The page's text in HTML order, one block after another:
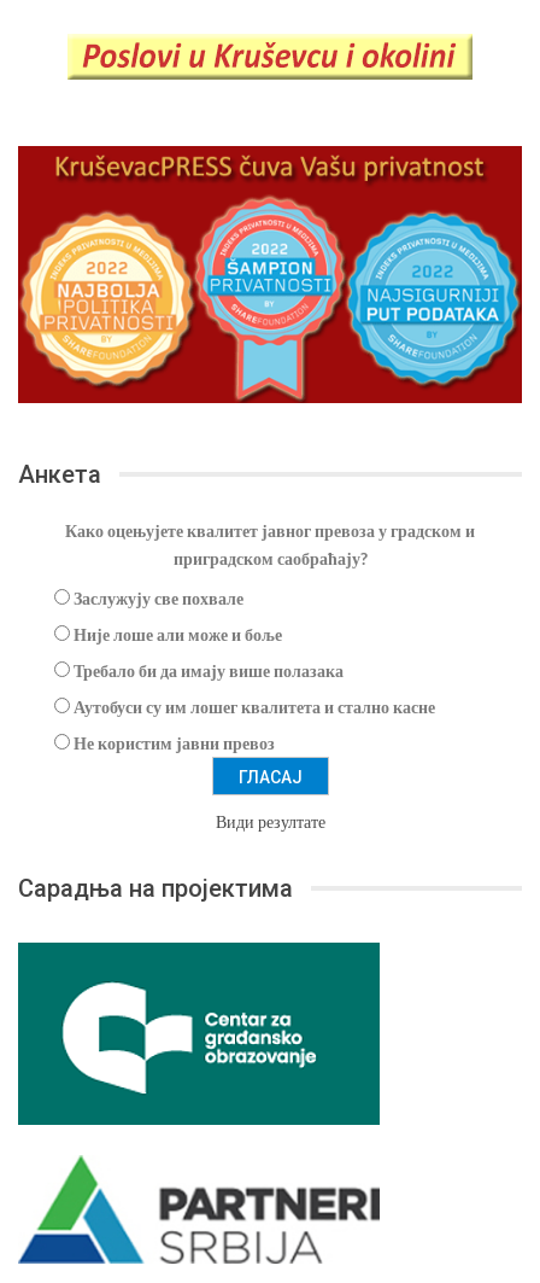
Анкета
Како оцењујете квалитет јавног превоза у градском и
приградском саобраћају?
Заслужују све похвале
Није лоше али може и боље
Требало би да имају више полазака
Аутобуси су им лошег квалитета и стално касне
Не користим јавни превоз
Види резултате
Сарадња на пројектима